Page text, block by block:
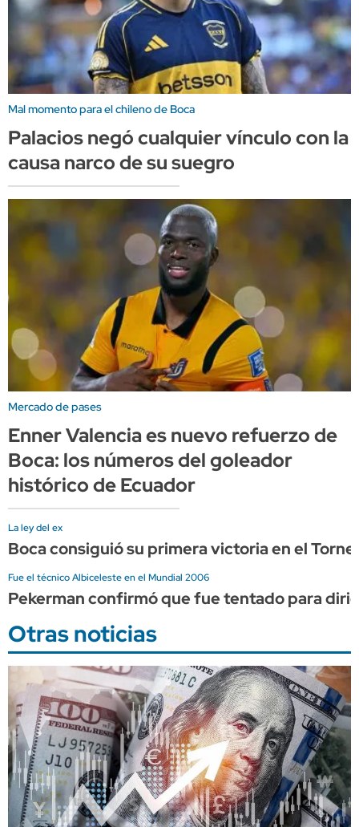
Mal momento para el chileno de Boca
Palacios negó cualquier vínculo con la
causa narco de su suegro
Mercado de pases
Enner Valencia es nuevo refuerzo de
Boca: los números del goleador
histórico de Ecuador
La ley del ex
Boca consiguió su primera victoria en el
Fue el técnico Albiceleste en el Mundial 2006
Pekerman confirmó que fue tentado para
Otras noticias